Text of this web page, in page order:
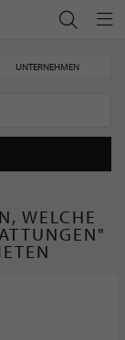
UNTERNEHMEN
WELCHE